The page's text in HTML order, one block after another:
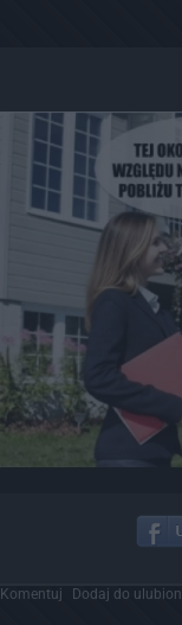
Komentuj Dodaj do